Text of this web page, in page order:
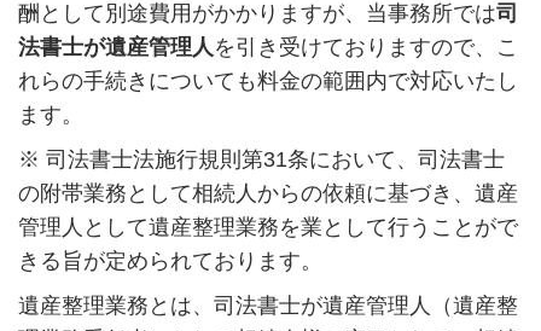
酬として別途費用がかかりますが、当事務所では司
法書士が遺産管理人を引き受けておりますので、こ
れらの手続きについても料金の範囲内で対応いたし
ます。
※ 司法書士法施行規則第31条において、司法書士
の附帯業務として相続人からの依頼に基づき、遺産
管理人として遺産整理業務を業として行うことがで
きる旨が定められております。
遺産整理業務とは、司法書士が遺産管理人（遺産整